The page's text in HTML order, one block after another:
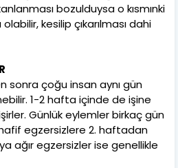
bozulduysa o kısmınki
kesilip çıkarılması dahi
sonra çoğu insan aynı gün
1-2 hafta içinde de işine
Günlük eylemler birkaç gün
egzersizlere 2. haftadan
ağır egzersizler ise genellikle